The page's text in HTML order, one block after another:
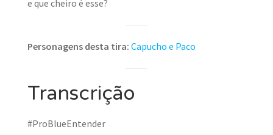
e que cheiro é esse?
Personagens desta tira: Capucho e Paco
Transcrição
#ProBlueEntender